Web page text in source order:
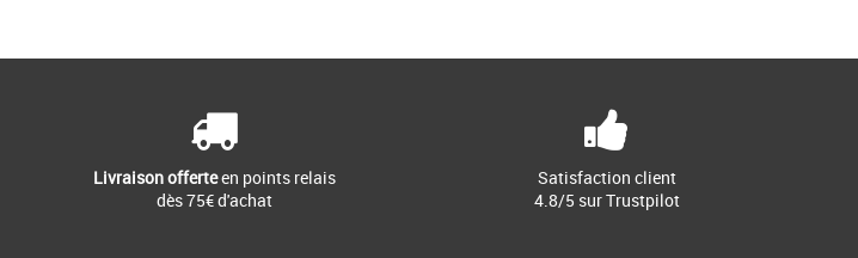
Livraison offerteen points relais
dès 75€ d'achat
Satisfaction client
4.8/5 sur Trustpilot